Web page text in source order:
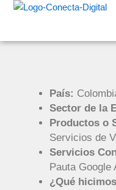
País:
Sector de la
Productos o
Servicios de
Servicios
Pauta Google
¿Qué